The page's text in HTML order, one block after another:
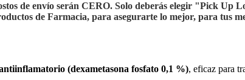
de envío serán CERO. Solo deberás elegir "Pick Up
de Farmacia, para asegurarte lo mejor, para tus
(dexametasona fosfato 0,1 %), eficaz para